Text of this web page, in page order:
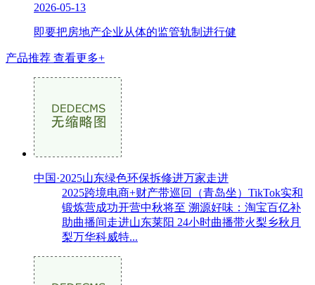
2026-05-13
即要把房地产企业从体的监管轨制进行健
产品推荐 查看更多+
中国·2025山东绿色环保拆修进万家走进
2025跨境电商+财产带巡回（青岛坐）TikTok实和
锻炼营成功开营中秋将至 溯源好味：淘宝百亿补
助曲播间走进山东莱阳 24小时曲播带火梨乡秋月
梨万华科威特...